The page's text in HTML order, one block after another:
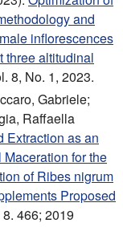
and
inflorescences
three altitudinal
8, No. 1, 2023.
Gabriele;
Raffaella
Extraction as an
for the
of Ribes nigrum
Proposed
466; 2019